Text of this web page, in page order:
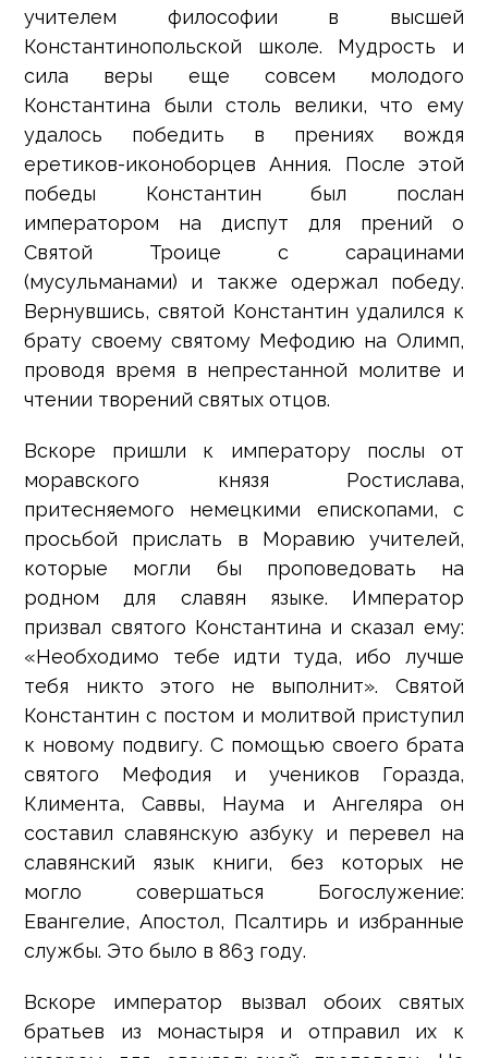
учителем философии в высшей
Константинопольской школе. Мудрость и
сила веры еще совсем молодого
Константина были столь велики, что ему
удалось победить в прениях вождя
еретиков-иконоборцев Анния. После этой
победы Константин был послан
императором на диспут для прений о
Святой Троице с сарацинами
(мусульманами) и также одержал победу.
Вернувшись, святой Константин удалился к
брату своему святому Мефодию на Олимп,
проводя время в непрестанной молитве и
чтении творений святых отцов.
Вскоре пришли к императору послы от
моравского князя Ростислава,
притесняемого немецкими епископами, с
просьбой прислать в Моравию учителей,
которые могли бы проповедовать на
родном для славян языке. Император
призвал святого Константина и сказал ему:
«Необходимо тебе идти туда, ибо лучше
тебя никто этого не выполнит». Святой
Константин с постом и молитвой приступил
к новому подвигу. С помощью своего брата
святого Мефодия и учеников Горазда,
Климента, Саввы, Наума и Ангеляра он
составил славянскую азбуку и перевел на
славянский язык книги, без которых не
могло совершаться Богослужение:
Евангелие, Апостол, Псалтирь и избранные
службы. Это было в 863 году.
Вскоре император вызвал обоих святых
братьев из монастыря и отправил их к